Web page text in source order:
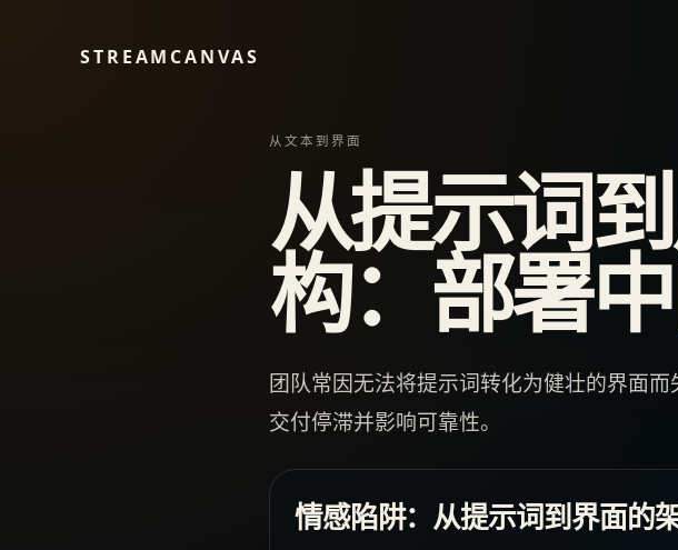
STREAMCANVAS
从文本到界面
从提示词
构：部署
团队常因无法将提示词转化为健壮的界面
交付停滞并影响可靠性。
情感陷阱：从提示词到界面的